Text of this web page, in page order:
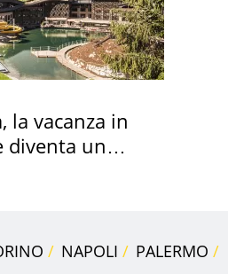
la vacanza in
diventa un
NAPOLI
PALERMO